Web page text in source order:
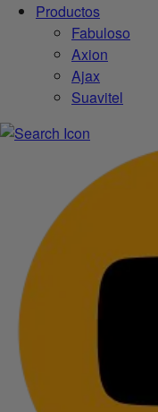
Productos
Fabuloso
Axion
Ajax
Suavitel